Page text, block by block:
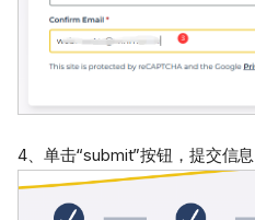
4、单击“submit”按钮，提交信息